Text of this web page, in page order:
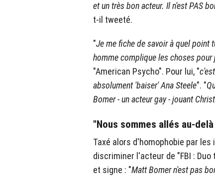
et un très bon acteur. Il n'est PAS
t-il tweeté.
"Je me fiche de savoir à quel point
homme complique les choses pour
"American Psycho". Pour lui, "
absolument 'baiser' Ana Steele". "
Bomer - un acteur gay - jouant
"Nous sommes allés au-
Taxé alors d'homophobie par
discriminer l'acteur de "FBI :
et signe : "Matt Bomer n'est pas